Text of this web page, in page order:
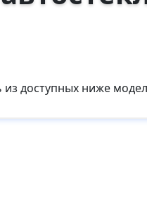
доступных ниже